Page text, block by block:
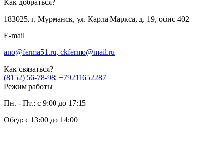
Как добраться?
183025, г. Мурманск, ул. Карла Маркса, д. 19, офис 402
E-mail
ano@ferma51.ru, ckfermo@mail.ru
Как связаться?
(8152) 56-78-98; +79211652287
Режим работы
Пн. - Пт.: с 9:00 до 17:15
Обед: с 13:00 до 14:00